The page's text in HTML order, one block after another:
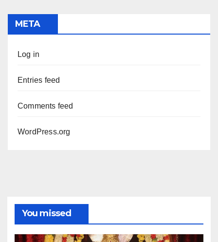
META
Log in
Entries feed
Comments feed
WordPress.org
You missed